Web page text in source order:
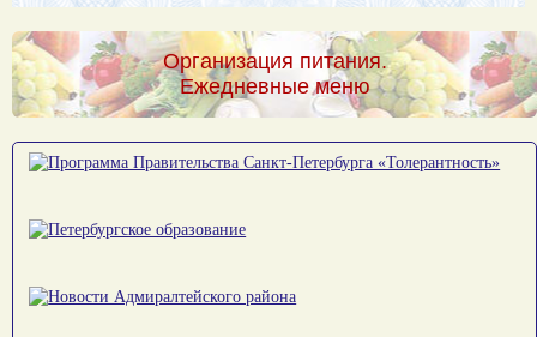
Организация питания.
Ежедневные меню